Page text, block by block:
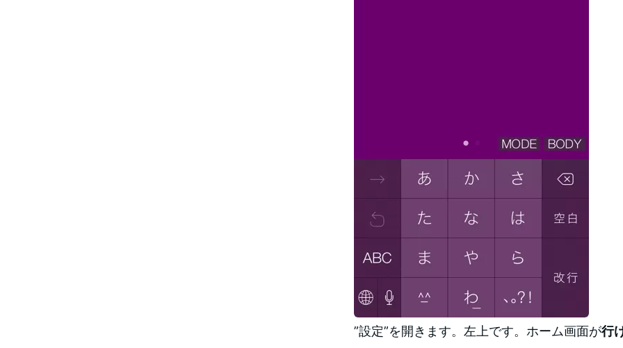
”設定”を開きます。左上です。ホーム画面が行